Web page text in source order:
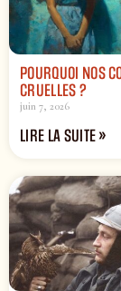
POURQUOI NOS
CRUELLES ?
juin 7, 2026
LIRE LA SUITE »